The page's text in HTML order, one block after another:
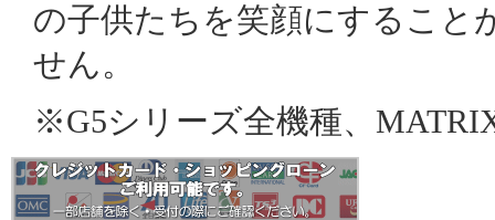
の子供たちを笑顔にすること
せん。
※G5シリーズ全機種、